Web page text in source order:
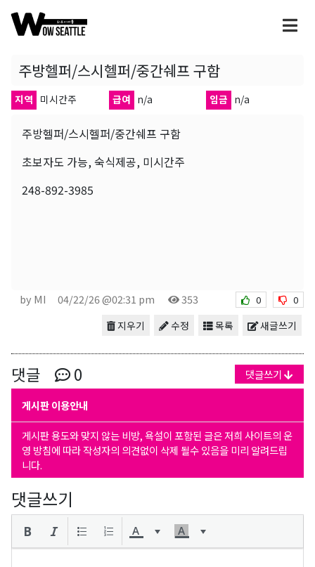
주방헬퍼/스시헬퍼/중간쉐프 구함
지역 미시간주 급여 n/a 임금 n/a
주방헬퍼/스시헬퍼/중간쉐프 구함
초보자도 가능, 숙식제공, 미시간주
248-892-3985
by MI 04/22/26 @02:31 pm 353 0 0
새글쓰기
목록
수정
지우기
댓글 0 댓글쓰기
게시판 이용안내
게시판 용도와 맞지 않는 비방, 욕설이 포함된 글은 저희 사이트의 운
영 방침에 따라 작성자의 의견없이 삭제 될수 있음을 미리 알려드립
니다.
댓글쓰기